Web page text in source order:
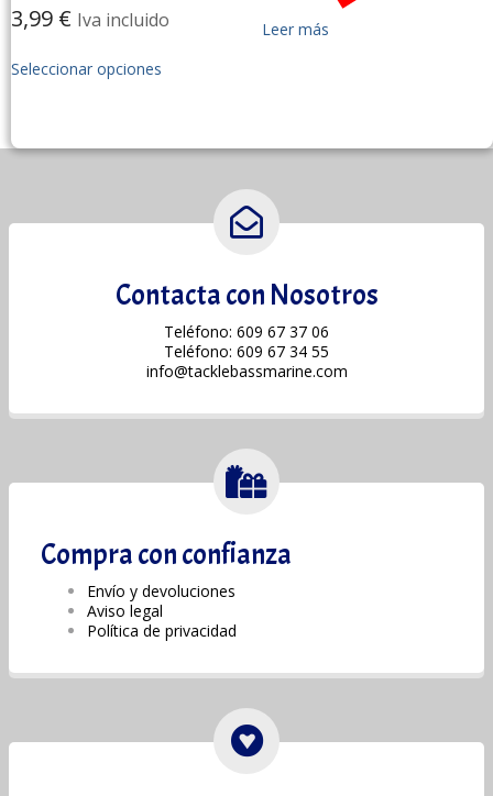
3,99 € Iva incluido
Seleccionar opciones
Leer más
Contacta con Nosotros
Teléfono: 609 67 37 06
Teléfono: 609 67 34 55
info@tacklebassmarine.com
Compra con confianza
Envío y devoluciones
Aviso legal
Política de privacidad